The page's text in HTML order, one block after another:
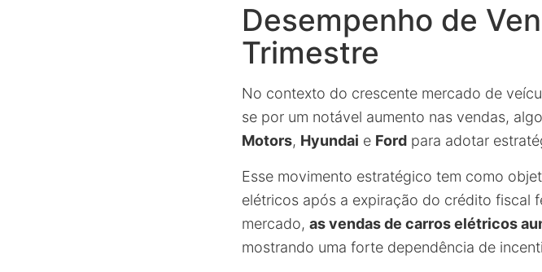
Desempenho de
Trimestre
No contexto do crescente mercado de
se por um notável aumento nas vendas,
Motors, Hyundai e Ford para adotar
Esse movimento estratégico tem como
elétricos após a expiração do crédito fiscal
mercado, as vendas de carros elétricos
mostrando uma forte dependência de